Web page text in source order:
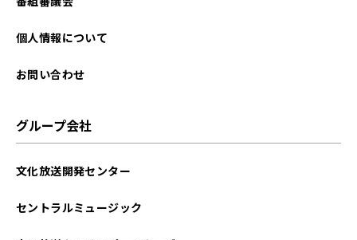
個人情報について
お問い合わせ
グループ会社
文化放送開発センター
セントラルミュージック